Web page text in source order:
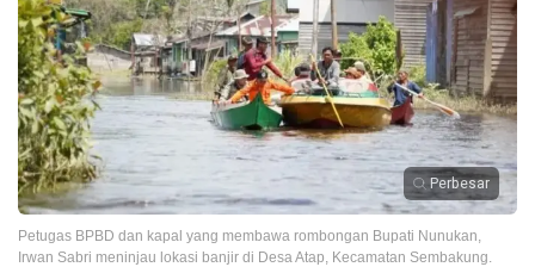
Perbesar
Petugas BPBD dan kapal yang membawa rombongan Bupati Nunukan,
Irwan Sabri meninjau lokasi banjir di Desa Atap, Kecamatan Sembakung.